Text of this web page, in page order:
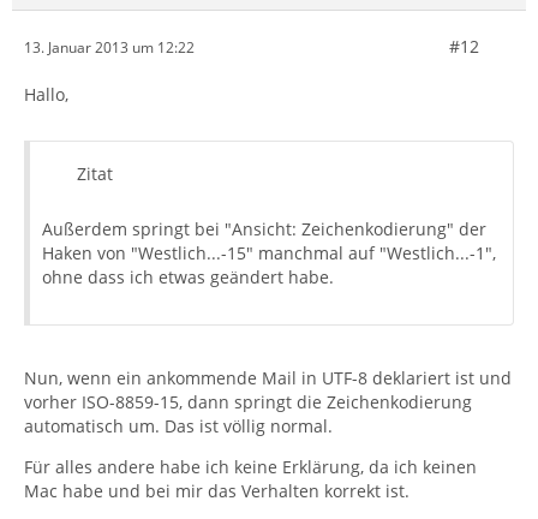
13. Januar 2013 um 12:22 #12
Hallo,
Zitat
Außerdem springt bei "Ansicht: Zeichenkodierung" der
Haken von "Westlich...-15" manchmal auf "Westlich...-1",
ohne dass ich etwas geändert habe.
Nun, wenn ein ankommende Mail in UTF-8 deklariert ist und
vorher ISO-8859-15, dann springt die Zeichenkodierung
automatisch um. Das ist völlig normal.
Für alles andere habe ich keine Erklärung, da ich keinen
Mac habe und bei mir das Verhalten korrekt ist.